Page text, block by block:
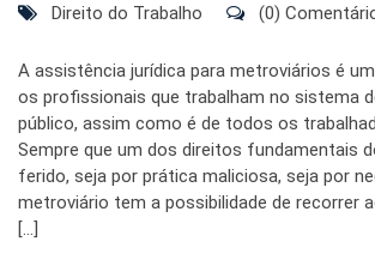
Direito do Trabalho (0)
A assistência jurídica para metroviários é
os profissionais que trabalham no sistema
público, assim como é de todos os
Sempre que um dos direitos fundamentais
ferido, seja por prática maliciosa, seja por
metroviário tem a possibilidade de recorrer
[…]